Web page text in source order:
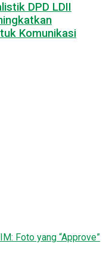
DPD LDII
Komunikasi